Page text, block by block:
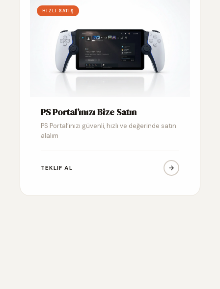
HIZLI SATIŞ
PS Portal’ınızı Bize Satın
PS Portal’ınızı güvenli, hızlı ve değerinde satın
alalım
TEKLIF AL